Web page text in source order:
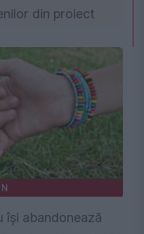
din proiect
își abandonează